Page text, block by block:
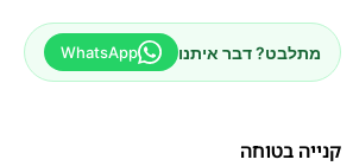
מתלבט? דבר איתנו WhatsApp
קנייה בטוחה